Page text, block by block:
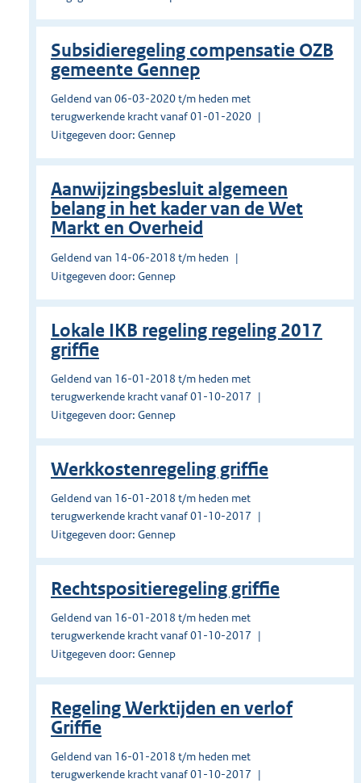
Subsidieregeling compensatie OZB
gemeente Gennep
Geldend van 06-03-2020 t/m heden met
terugwerkende kracht vanaf 01-01-2020
Uitgegeven door: Gennep
Aanwijzingsbesluit algemeen
belang in het kader van de Wet
Markt en Overheid
Geldend van 14-06-2018 t/m heden
Uitgegeven door: Gennep
Lokale IKB regeling regeling 2017
griffie
Geldend van 16-01-2018 t/m heden met
terugwerkende kracht vanaf 01-10-2017
Uitgegeven door: Gennep
Werkkostenregeling griffie
Geldend van 16-01-2018 t/m heden met
terugwerkende kracht vanaf 01-10-2017
Uitgegeven door: Gennep
Rechtspositieregeling griffie
Geldend van 16-01-2018 t/m heden met
terugwerkende kracht vanaf 01-10-2017
Uitgegeven door: Gennep
Regeling Werktijden en verlof
Griffie
Geldend van 16-01-2018 t/m heden met
terugwerkende kracht vanaf 01-10-2017